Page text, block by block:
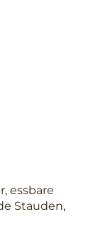
essbare
Stauden,